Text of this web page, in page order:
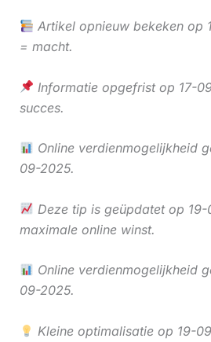
Artikel opnieuw bekeken op
= macht.
Informatie opgefrist op 17-
succes.
Online verdienmogelijkheid
09-2025.
Deze tip is geüpdatet op
maximale online winst.
Online verdienmogelijkheid
09-2025.
Kleine optimalisatie op 19-